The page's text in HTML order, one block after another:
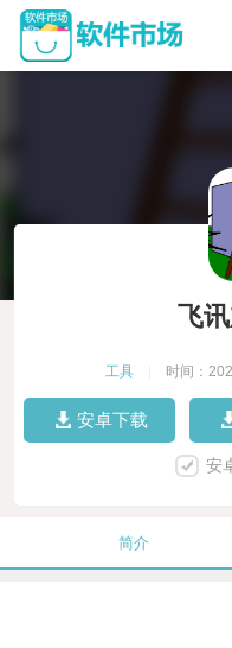
飞
工具 时间：
安卓下载
安
简介